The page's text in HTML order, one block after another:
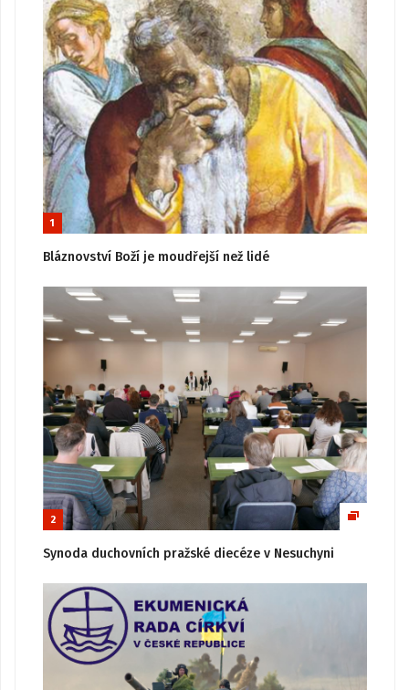
1
Bláznovství Boží je moudřejší než lidé
2
Synoda duchovních pražské diecéze v Nesuchyni